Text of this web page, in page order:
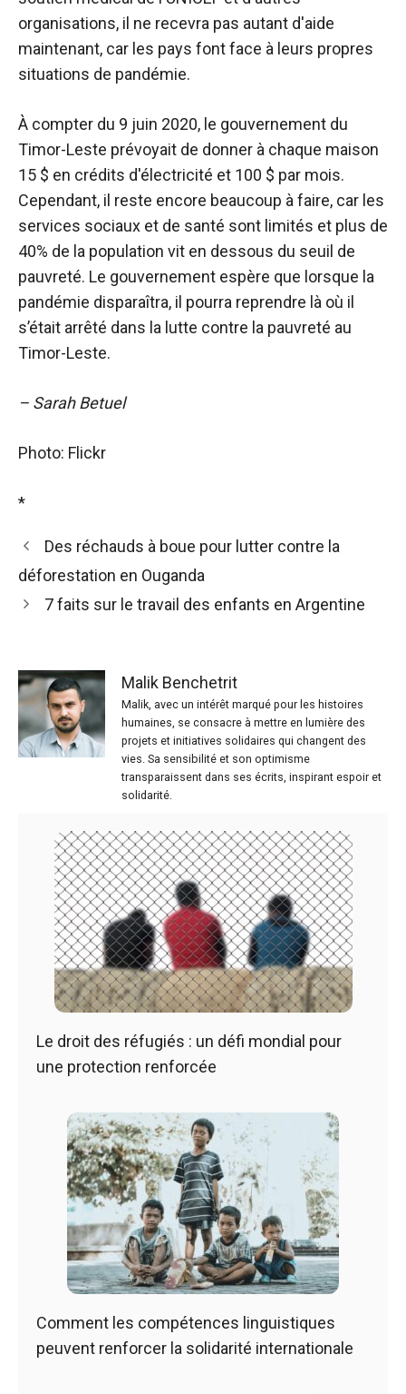
organisations, il ne recevra pas autant d'aide
maintenant, car les pays font face à leurs propres
situations de pandémie.
À compter du 9 juin 2020, le gouvernement du
Timor-Leste prévoyait de donner à chaque maison
15 $ en crédits d'électricité et 100 $ par mois.
Cependant, il reste encore beaucoup à faire, car les
services sociaux et de santé sont limités et plus de
40% de la population vit en dessous du seuil de
pauvreté. Le gouvernement espère que lorsque la
pandémie disparaîtra, il pourra reprendre là où il
s’était arrêté dans la lutte contre la pauvreté au
Timor-Leste.
– Sarah Betuel
Photo: Flickr
*
Des réchauds à boue pour lutter contre la
déforestation en Ouganda
7 faits sur le travail des enfants en Argentine
Malik Benchetrit
Malik, avec un intérêt marqué pour les histoires
humaines, se consacre à mettre en lumière des
projets et initiatives solidaires qui changent des
vies. Sa sensibilité et son optimisme
transparaissent dans ses écrits, inspirant espoir et
solidarité.
Le droit des réfugiés : un défi mondial pour
une protection renforcée
Comment les compétences linguistiques
peuvent renforcer la solidarité internationale